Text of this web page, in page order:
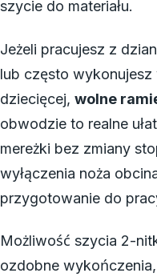
szycie do materiału.
Jeżeli pracujesz z
lub często
dziecięcej, wolne
obwodzie to realne
mereżki bez zmiany
wyłączenia noża
przygotowanie do
Możliwość szycia 2-
ozdobne